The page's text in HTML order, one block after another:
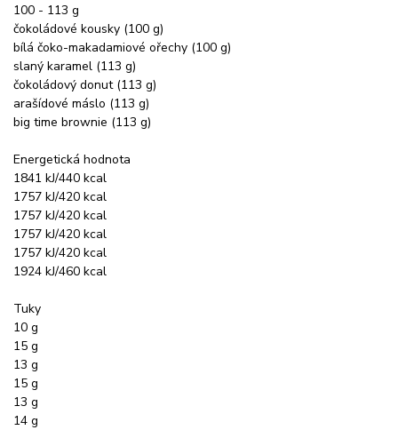
100 - 113 g
čokoládové kousky (100 g)
bílá čoko-makadamiové ořechy (100 g)
slaný karamel (113 g)
čokoládový donut (113 g)
arašídové máslo (113 g)
big time brownie (113 g)
Energetická hodnota
1841 kJ/440 kcal
1757 kJ/420 kcal
1757 kJ/420 kcal
1757 kJ/420 kcal
1757 kJ/420 kcal
1924 kJ/460 kcal
Tuky
10 g
15 g
13 g
15 g
13 g
14 g